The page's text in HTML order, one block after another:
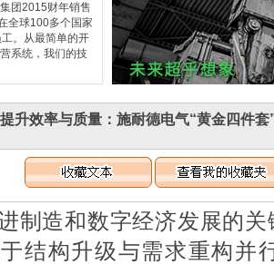
团2015财年销售
全球100多个国家
。从最简单的开
系统，我们的技
提升效率与质量：施耐德电气“黄金四件
制造和数字经济发展的
结构升级与需求重构并